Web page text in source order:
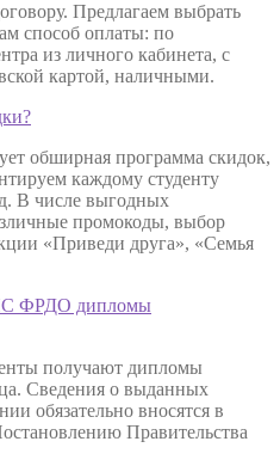
Предлагаем выбрать
способ оплаты: по
из личного кабинета, с
картой, наличными.
обширная программа скидок,
каждому студенту
В числе выгодных
промокоды, выбор
«Приведи друга», «Семья
ФРДО дипломы
получают дипломы
Сведения о выданных
обязательно вносятся в
Правительства